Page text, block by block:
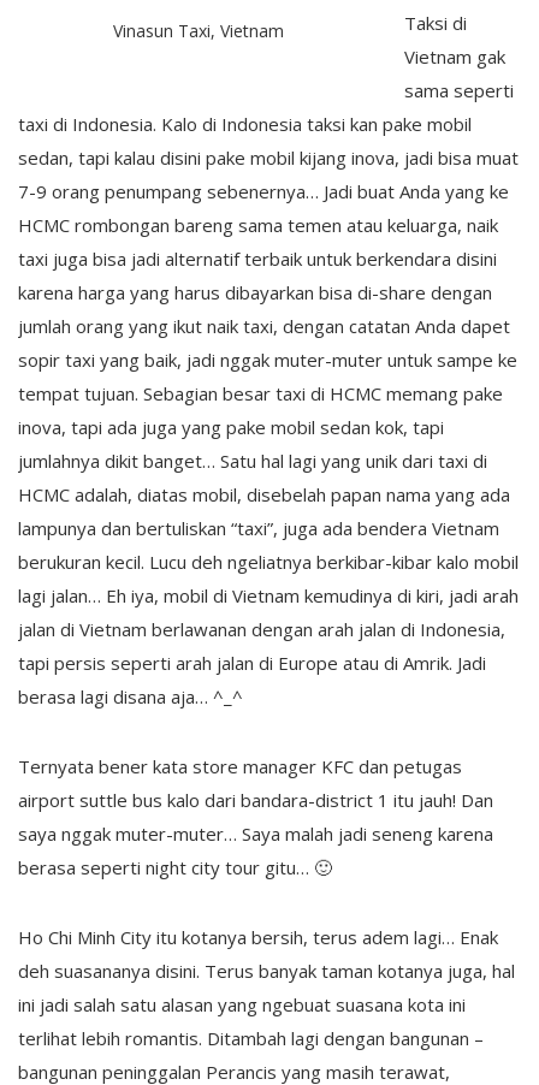
Vinasun Taxi, Vietnam
Taksi di
Vietnam gak
sama seperti
taxi di Indonesia. Kalo di Indonesia taksi kan pake mobil
sedan, tapi kalau disini pake mobil kijang inova, jadi bisa muat
7-9 orang penumpang sebenernya… Jadi buat Anda yang ke
HCMC rombongan bareng sama temen atau keluarga, naik
taxi juga bisa jadi alternatif terbaik untuk berkendara disini
karena harga yang harus dibayarkan bisa di-share dengan
jumlah orang yang ikut naik taxi, dengan catatan Anda dapet
sopir taxi yang baik, jadi nggak muter-muter untuk sampe ke
tempat tujuan. Sebagian besar taxi di HCMC memang pake
inova, tapi ada juga yang pake mobil sedan kok, tapi
jumlahnya dikit banget… Satu hal lagi yang unik dari taxi di
HCMC adalah, diatas mobil, disebelah papan nama yang ada
lampunya dan bertuliskan “taxi”, juga ada bendera Vietnam
berukuran kecil. Lucu deh ngeliatnya berkibar-kibar kalo mobil
lagi jalan… Eh iya, mobil di Vietnam kemudinya di kiri, jadi arah
jalan di Vietnam berlawanan dengan arah jalan di Indonesia,
tapi persis seperti arah jalan di Europe atau di Amrik. Jadi
berasa lagi disana aja… ^_^
Ternyata bener kata store manager KFC dan petugas
airport suttle bus kalo dari bandara-district 1 itu jauh! Dan
saya nggak muter-muter… Saya malah jadi seneng karena
berasa seperti night city tour gitu… 🙂
Ho Chi Minh City itu kotanya bersih, terus adem lagi… Enak
deh suasananya disini. Terus banyak taman kotanya juga, hal
ini jadi salah satu alasan yang ngebuat suasana kota ini
terlihat lebih romantis. Ditambah lagi dengan bangunan –
bangunan peninggalan Perancis yang masih terawat,